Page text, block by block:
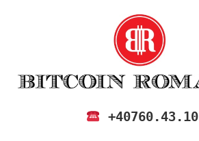
BITCOIN ROMANIA
CUMPARA SI